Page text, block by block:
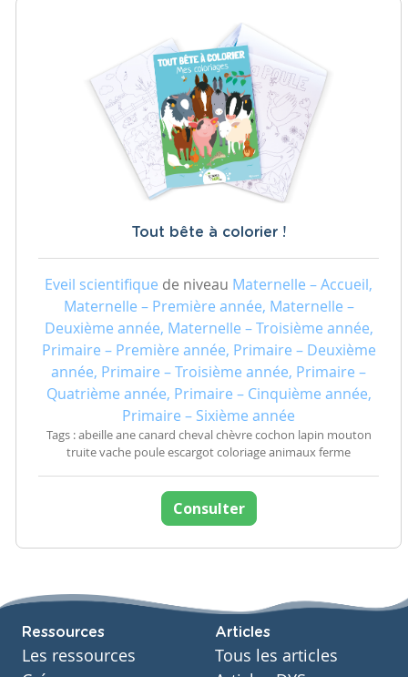
Tout bête à colorier !
Eveil scientifique de niveau Maternelle – Accueil,
Maternelle – Première année, Maternelle –
Deuxième année, Maternelle – Troisième année,
Primaire – Première année, Primaire – Deuxième
année, Primaire – Troisième année, Primaire –
Quatrième année, Primaire – Cinquième année,
Primaire – Sixième année
Tags : abeille ane canard cheval chèvre cochon lapin mouton
truite vache poule escargot coloriage animaux ferme
Consulter
Ressources
Les ressources
Articles
Tous les articles